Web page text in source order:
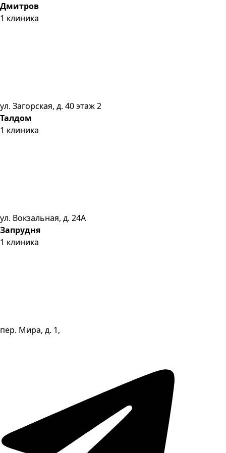
Дмитров
1 клиника
ул. Загорская, д. 40 этаж 2
Талдом
1 клиника
ул. Вокзальная, д. 24А
Запрудня
1 клиника
пер. Мира, д. 1,